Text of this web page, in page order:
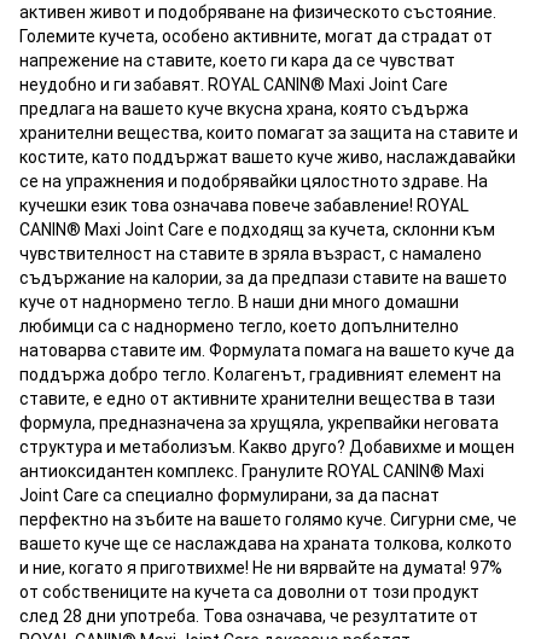
активен живот и подобряване на физическото състояние.
Големите кучета, особено активните, могат да страдат от
напрежение на ставите, което ги кара да се чувстват
неудобно и ги забавят. ROYAL CANIN® Maxi Joint Care
предлага на вашето куче вкусна храна, която съдържа
хранителни вещества, които помагат за защита на ставите и
костите, като поддържат вашето куче живо, наслаждавайки
се на упражнения и подобрявайки цялостното здраве. На
кучешки език това означава повече забавление! ROYAL
CANIN® Maxi Joint Care е подходящ за кучета, склонни към
чувствителност на ставите в зряла възраст, с намалено
съдържание на калории, за да предпази ставите на вашето
куче от наднормено тегло. В наши дни много домашни
любимци са с наднормено тегло, което допълнително
натоварва ставите им. Формулата помага на вашето куче да
поддържа добро тегло. Колагенът, градивният елемент на
ставите, е едно от активните хранителни вещества в тази
формула, предназначена за хрущяла, укрепвайки неговата
структура и метаболизъм. Какво друго? Добавихме и мощен
антиоксидантен комплекс. Гранулите ROYAL CANIN® Maxi
Joint Care са специално формулирани, за да паснат
перфектно на зъбите на вашето голямо куче. Сигурни сме, че
вашето куче ще се наслаждава на храната толкова, колкото
и ние, когато я приготвихме! Не ни вярвайте на думата! 97%
от собствениците на кучета са доволни от този продукт
след 28 дни употреба. Това означава, че резултатите от